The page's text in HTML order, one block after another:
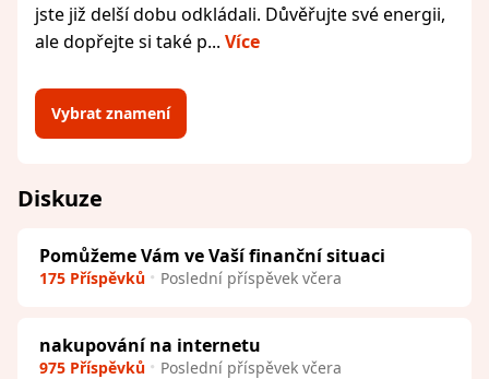
jste již delší dobu odkládali. Důvěřujte své energii,
ale dopřejte si také p... Více
Vybrat znamení
Diskuze
Pomůžeme Vám ve Vaší finanční situaci
175 Příspěvků Poslední příspěvek včera
nakupování na internetu
975 Příspěvků Poslední příspěvek včera